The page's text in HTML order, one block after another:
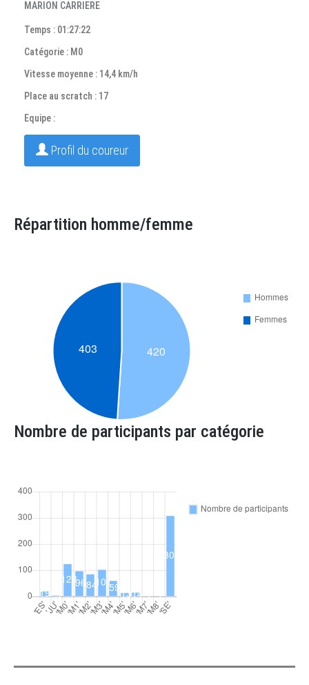
MARION CARRIERE
Temps : 01:27:22
Catégorie : M0
Vitesse moyenne : 14,4 km/h
Place au scratch : 17
Equipe :
Profil du coureur
Répartition homme/femme
Nombre de participants par catégorie